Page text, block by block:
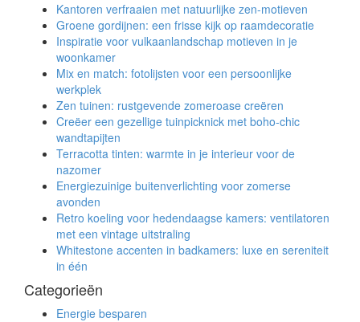
Kantoren verfraaien met natuurlijke zen-motieven
Groene gordijnen: een frisse kijk op raamdecoratie
Inspiratie voor vulkaanlandschap motieven in je
woonkamer
Mix en match: fotolijsten voor een persoonlijke
werkplek
Zen tuinen: rustgevende zomeroase creëren
Creëer een gezellige tuinpicknick met boho-chic
wandtapijten
Terracotta tinten: warmte in je interieur voor de
nazomer
Energiezuinige buitenverlichting voor zomerse
avonden
Retro koeling voor hedendaagse kamers: ventilatoren
met een vintage uitstraling
Whitestone accenten in badkamers: luxe en sereniteit
in één
Categorieën
Energie besparen